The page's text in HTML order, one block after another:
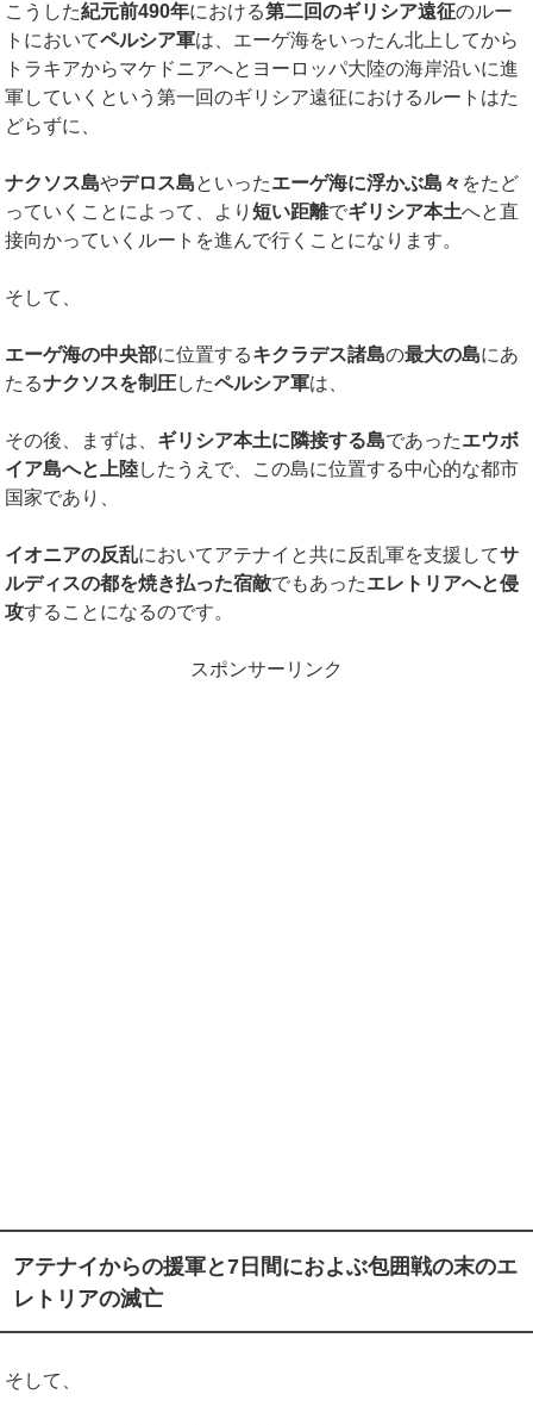
こうした紀元前490年における第二回のギリシア遠征のルー
トにおいてペルシア軍は、エーゲ海をいったん北上してから
トラキアからマケドニアへとヨーロッパ大陸の海岸沿いに進
軍していくという第一回のギリシア遠征におけるルートはた
どらずに、
ナクソス島やデロス島といったエーゲ海に浮かぶ島々 をたど
っていくことによって、より短い距離でギリシア本土へと直
接向かっていくルートを進んで行くことになります。
そして、
エーゲ海の中央部に位置するキクラデス諸島の最大の島にあ
たるナクソスを制圧したペルシア軍は、
その後、まずは、 ギリシア本土に隣接する島であったエウボ
イア島へと上陸したうえで、この島に位置する中心的な都市
国家であり、
イオニアの反乱においてアテナイと共に反乱軍を支援してサ
ルディスの都を焼き払った宿敵でもあったエレトリアへと侵
攻することになるのです。
スポンサーリンク
アテナイからの援軍と7日間におよぶ包囲戦の末のエ
レトリアの滅亡
そして、